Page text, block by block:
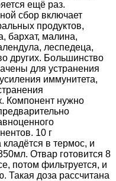
ещё раз.
сбор включает
продуктов,
бархат, малина,
леспедеца,
других. Большинство
для устранения
иммунитета,
Компонент нужно
10 г
кладётся в термос, и
Отвар готовится 8
потом фильтруется, и
Такая доза рассчитана